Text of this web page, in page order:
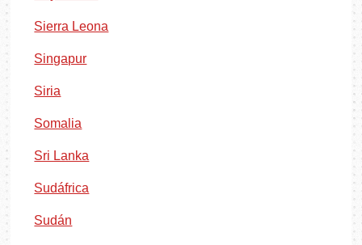
Sierra Leona
Singapur
Siria
Somalia
Sri Lanka
Sudáfrica
Sudán